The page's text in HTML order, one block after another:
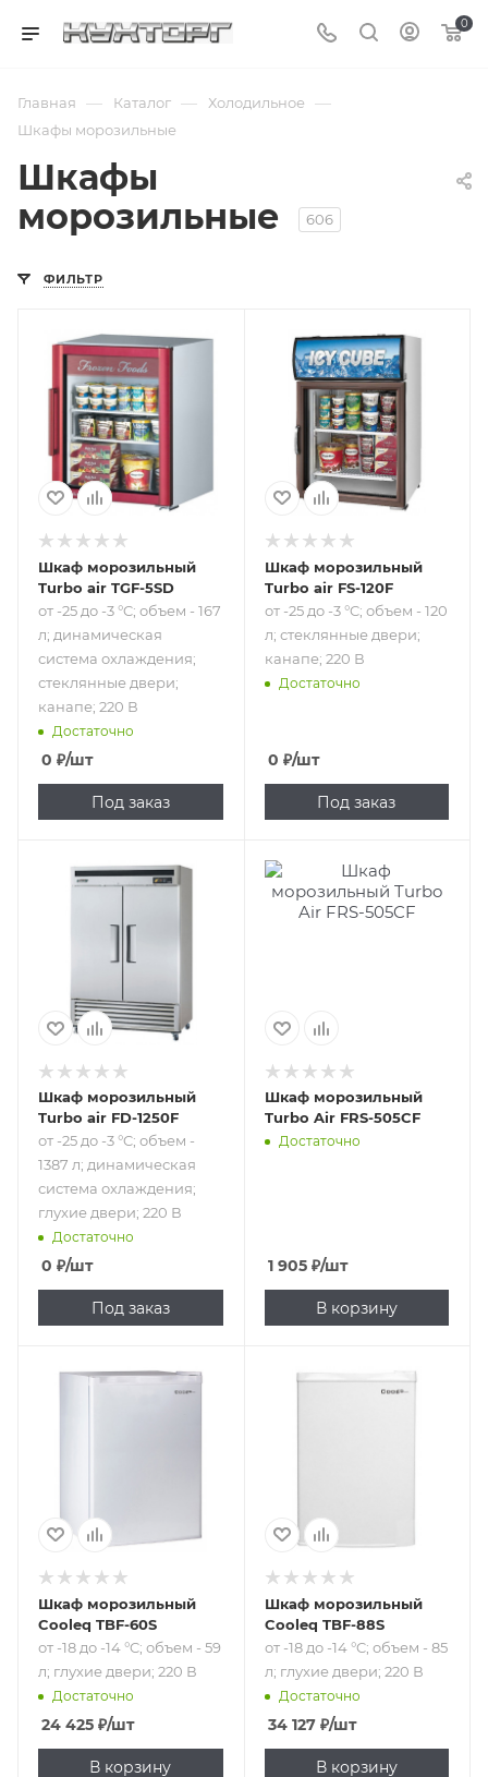
0
Главная — Каталог — Холодильное —
Шкафы морозильные
Шкафы
морозильные
606
ФИЛЬТР
Подпись к товару
от -25 до -3 °C;
объем - 167 л;
динамическая
система
охлаждения;
стеклянные
двери; канапе;
Шкаф морозильный
Turbo air TGF-5SD
от -25 до -3 °C; объем - 167
л; динамическая
система охлаждения;
стеклянные двери;
канапе; 220 В
Достаточно
0 ₽/шт
Под заказ
Подпись к товару
от -25 до -3 °C;
объем - 120 л;
стеклянные
двери; канапе;
220 В
Шкаф морозильный
Turbo air FS-120F
от -25 до -3 °C; объем - 120
л; стеклянные двери;
канапе; 220 В
Достаточно
0 ₽/шт
Под заказ
Подпись к товару
от -25 до -3 °C;
динамическая
глухие двери; 220
В
Шкаф морозильный
Turbo air FD-1250F
от -25 до -3 °C; объем -
1387 л; динамическая
система охлаждения;
глухие двери; 220 В
Достаточно
0 ₽/шт
Под заказ
Шкаф морозильный
Turbo Air FRS-505CF
Достаточно
1 905₽/шт
В корзину
Подпись к товару
Шкаф морозильный
Cooleq TBF-60S
от -18 до -14 °C; объем - 59
л; глухие двери; 220 В
Достаточно
24 425 ₽/шт
В корзину
Подпись к товару
Шкаф морозильный
Cooleq TBF-88S
от -18 до -14 °C; объем - 85
л; глухие двери; 220 В
Достаточно
34 127₽/шт
В корзину